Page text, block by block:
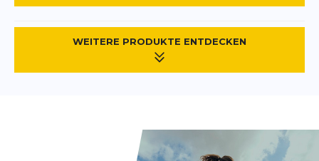
WEITERE PRODUKTE ENTDECKEN